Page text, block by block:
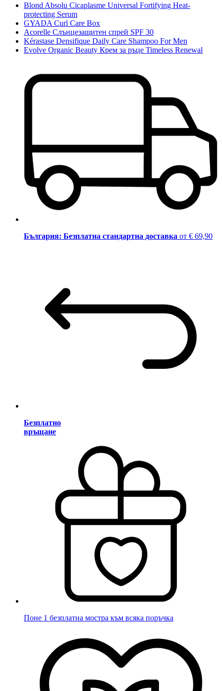
Blond Absolu Cicaplasme Universal Fortifying Heat-
protecting Serum
GYADA Curl Care Box
Acorelle Слънцезащитен спрей SPF 30
Kérastase Densifique Daily Care Shampoo For Men
Evolve Organic Beauty Крем за ръце Timeless Renewal
България: Безплатна стандартна доставка от € 69,90
Безплатно
връщане
Поне 1 безплатна мостра към всяка поръчка